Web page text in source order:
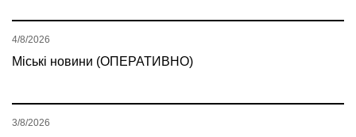
Міські новини (ОПЕРАТИВНО)
4/8/2026
3/8/2026